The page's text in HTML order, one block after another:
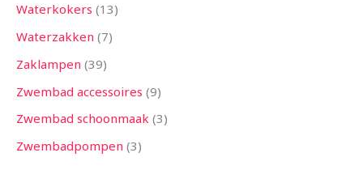
Waterkokers 13
Waterzakken 7
Zaklampen 39
Zwembad accessoires 9
Zwembad schoonmaak 3
Zwembadpompen 3